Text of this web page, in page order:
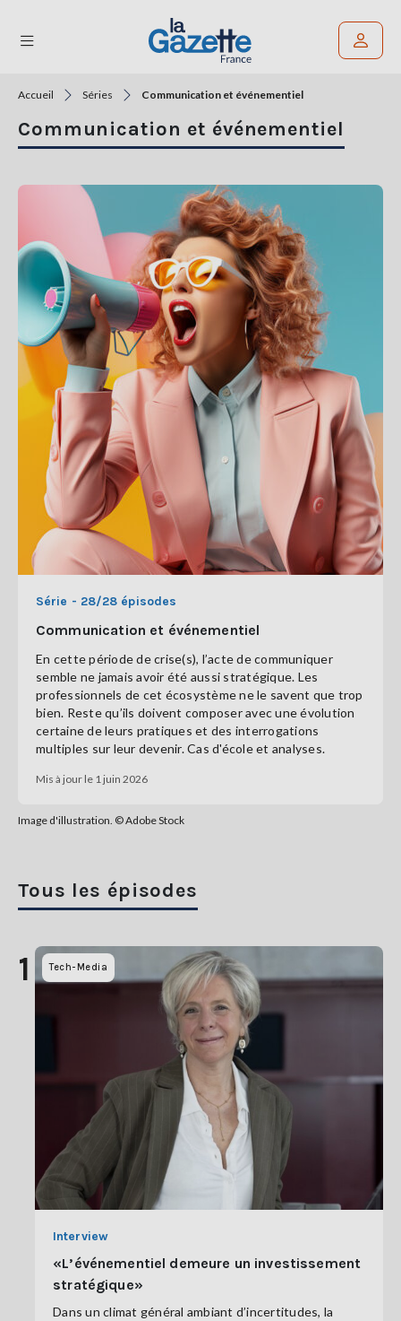
THÉMATIQUES
RÉGIONS
TENDANCES
SERVICES
GAZETTE
Se
connecter
S'abonner
Accueil Séries Communication et événementiel
Communication et événementiel
Série - 28/28 épisodes
Communication et événementiel
En cette période de crise(s), l’acte de communiquer
semble ne jamais avoir été aussi stratégique. Les
professionnels de cet écosystème ne le savent que trop
bien. Reste qu’ils doivent composer avec une évolution
certaine de leurs pratiques et des interrogations
multiples sur leur devenir. Cas d'école et analyses.
Mis à jour le 1 juin 2026
Image d'illustration. © Adobe Stock
Tous les épisodes
1 Tech-Media
Interview
«L’événementiel demeure un investissement
stratégique»
Dans un climat général ambiant d’incertitudes, la